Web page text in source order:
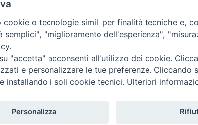
Privacy Policy Cookie Policy
riservati - Vita Trentina Editrice
cookie o tecnologie simili per finalità tecniche e,
semplici", "miglioramento dell'esperienza",
"accetta" acconsenti all'utilizzo dei cookie.
e personalizzare le tue preferenze.
installando i soli cookie tecnici. Ulteriori
Personalizza